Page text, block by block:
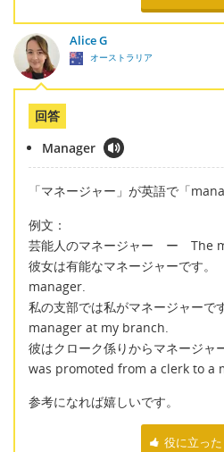
Alice G
オーストラリア
回答
Manager
「マネージャー」が英語で「
例文：
芸能人のマネージャー ー The
彼女は有能なマネージャーで
manager.
私の支部では私がマネージャー
manager at my branch.
彼はクローク係りからマネージ
was promoted from a clerk to a
参考になれば嬉しいです。
役に立った